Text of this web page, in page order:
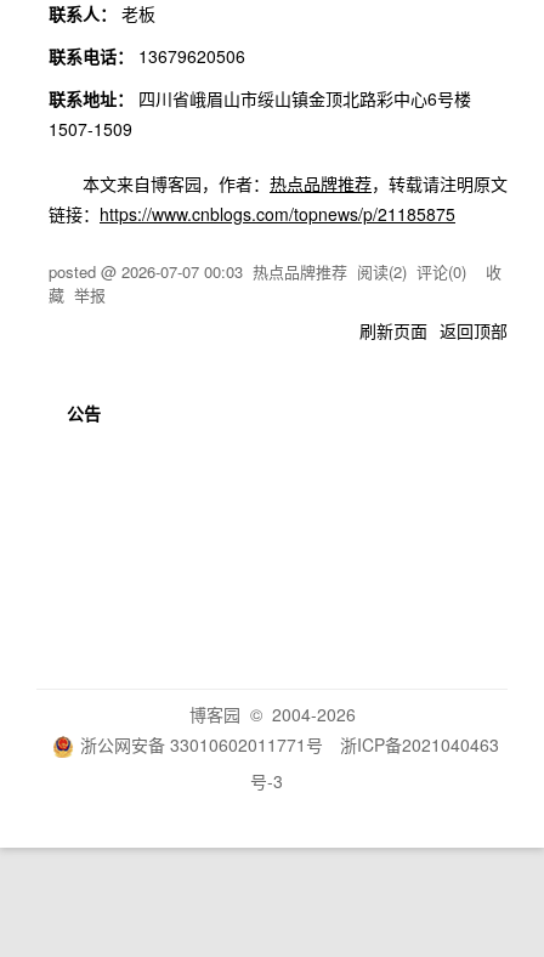
联系人：
老板
联系电话：
13679620506
联系地址：
四川省峨眉山市绥山镇金顶北路彩中心6号楼
1507-1509
本文来自博客园，作者： 热点品牌推荐，转载请注明原文
链接： https://www.cnblogs.com/topnews/p/21185875
posted @ 2026-07-07 00:03 热点品牌推荐 阅读(2) 评论(0) 收
藏 举报
刷新页面 返回顶部
公告
博客园 © 2004-2026
浙公网安备 33010602011771号
浙ICP备2021040463
号-3